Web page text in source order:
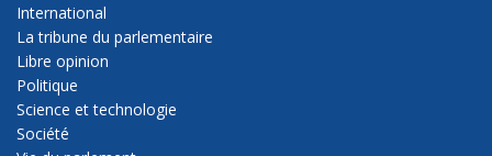
International
La tribune du parlementaire
Libre opinion
Politique
Science et technologie
Société